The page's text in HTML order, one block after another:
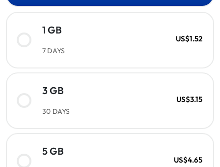
1 GB
7 DAYS
US$1.52
3 GB
30 DAYS
US$3.15
5 GB
US$4.65